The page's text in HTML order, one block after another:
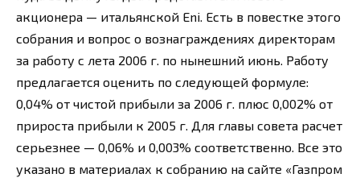
акционера — итальянской Eni. Есть в повестке этого
собрания и вопрос о вознаграждениях директорам
за работу с лета 2006 г. по нынешний июнь. Работу
предлагается оценить по следующей формуле:
0,04% от чистой прибыли за 2006 г. плюс 0,002% от
прироста прибыли к 2005 г. Для главы совета расчет
серьезнее — 0,06% и 0,003% соответственно. Все это
указано в материалах к собранию на сайте «Газпром